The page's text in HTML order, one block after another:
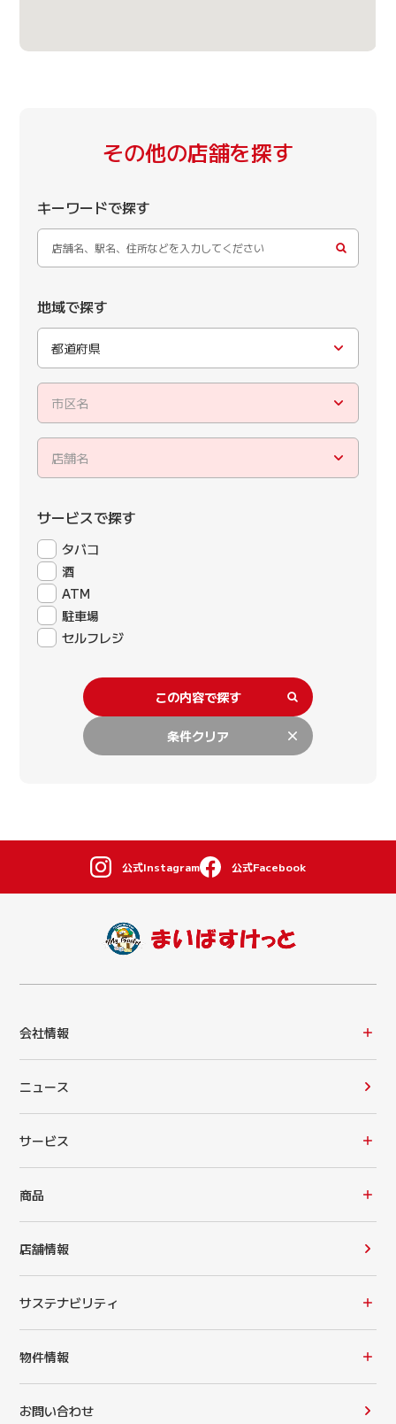
その他の店舗を探す
キーワードで探す
地域で探す
都道府県
市区名
店舗名
サービスで探す
タバコ
酒
ATM
駐車場
セルフレジ
この内容で探す
条件クリア
公式Instagram 公式Facebook
会社情報
ニュース
サービス
商品
店舗情報
サステナビリティ
物件情報
お問い合わせ